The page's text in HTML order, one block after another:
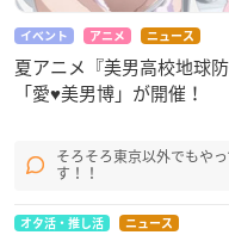
イベント アニメ ニュース
夏アニメ『美男高校地球
「愛♥美男博」が開催！
そろそろ東京以外でもや
す！！
オタ活・推し活 ニュース